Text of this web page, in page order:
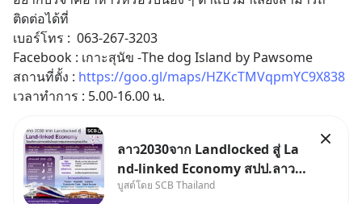
ติดต่อได้ที่
เบอร์โทร :  063-267-3203
Facebook : เกาะสุนัข -The dog Island by Pawsome
สถานที่ตั้ง : https://goo.gl/maps/HZKcTMVqpmYC9X838
เวลาทำการ : 5.00-16.00 น.
ลาว2030จาก Landlocked สู่ La
nd-linked Economy สปป.ลาว
กำลังเปลี่ยนบทบาทจาก “ประเทศ
บูสต์โดย SCB Thailand